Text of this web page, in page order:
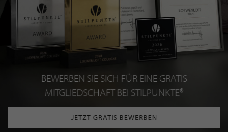
BEWERBEN SIE SICH FÜR EINE GRATIS
MITGLIEDSCHAFT BEI STILPUNKTE®
JETZT GRATIS BEWERBEN